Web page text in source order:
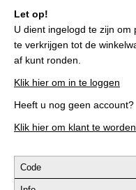
Let op!
U dient ingelogd te zijn om
te verkrijgen tot de
af kunt ronden.
Klik hier om in te loggen
Heeft u nog geen account?
Klik hier om klant te worden
Code